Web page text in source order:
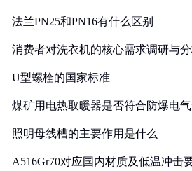
法兰PN25和PN16有什么区别
消费者对洗衣机的核心需求调研与
U型螺栓的国家标准
煤矿用电热取暖器是否符合防爆电
照明母线槽的主要作用是什么
A516Gr70对应国内材质及低温冲击